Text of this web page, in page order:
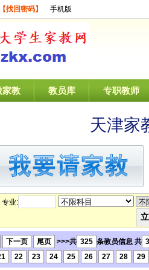
【找回密码】 手机版
家教 教员库 专职教师
天津家
专业:
下一页 尾页 >>>共 325 条教员信息 共
22 23 24 25 26 27 28 29